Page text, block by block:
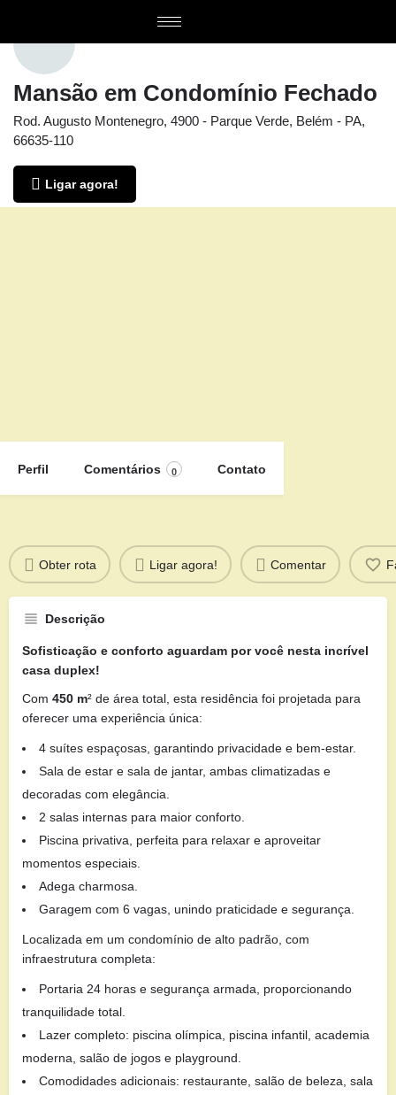
Mansão em Condomínio Fechado
Rod. Augusto Montenegro, 4900 - Parque Verde, Belém - PA,
66635-110
Ligar agora!
Perfil Comentários 0 Contato
Obter rota Ligar agora! Comentar
Descrição
Sofisticação e conforto aguardam por você nesta incrível
casa duplex!
Com 450 m² de área total, esta residência foi projetada para
oferecer uma experiência única:
4 suítes espaçosas, garantindo privacidade e bem-estar.
Sala de estar e sala de jantar, ambas climatizadas e
decoradas com elegância.
2 salas internas para maior conforto.
Piscina privativa, perfeita para relaxar e aproveitar
momentos especiais.
Adega charmosa.
Garagem com 6 vagas, unindo praticidade e segurança.
Localizada em um condomínio de alto padrão, com
infraestrutura completa:
Portaria 24 horas e segurança armada, proporcionando
tranquilidade total.
Lazer completo: piscina olímpica, piscina infantil, academia
moderna, salão de jogos e playground.
Comodidades adicionais: restaurante, salão de beleza, sala